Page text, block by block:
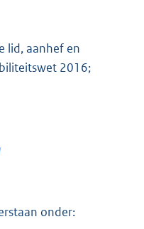
5
lid, aanhef en
2016;
onder: